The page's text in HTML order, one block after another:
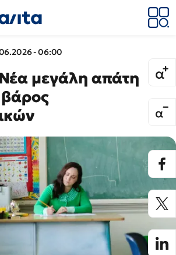
- 06:00
μεγάλη απάτη
βάρος